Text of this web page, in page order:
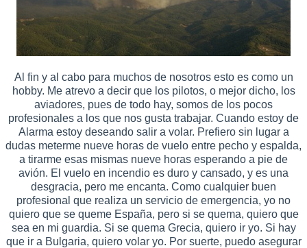
Al fin y al cabo para muchos de nosotros esto es como un
hobby. Me atrevo a decir que los pilotos, o mejor dicho, los
aviadores, pues de todo hay, somos de los pocos
profesionales a los que nos gusta trabajar. Cuando estoy de
Alarma estoy deseando salir a volar. Prefiero sin lugar a
dudas meterme nueve horas de vuelo entre pecho y espalda,
a tirarme esas mismas nueve horas esperando a pie de
avión. El vuelo en incendio es duro y cansado, y es una
desgracia, pero me encanta. Como cualquier buen
profesional que realiza un servicio de emergencia, yo no
quiero que se queme España, pero si se quema, quiero que
sea en mi guardia. Si se quema Grecia, quiero ir yo. Si hay
que ir a Bulgaria, quiero volar yo. Por suerte, puedo asegurar